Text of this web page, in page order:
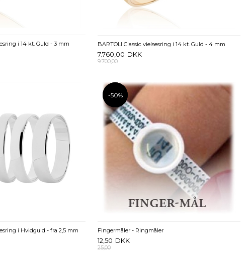
i 14 kt. Guld - 3 mm BARTOLI Classic vielsesring i 14 kt. Guld - 4 mm
7.760,00 DKK
9.700,00
i Hvidguld - fra 2,5 mm
-50%
-50%
Fingermåler - Ringmåler
12,50 DKK
25,00